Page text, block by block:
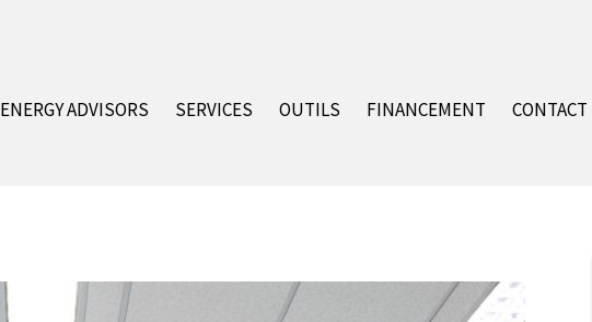
ENERGY ADVISORS SERVICES OUTILS FINANCEMENT CONTACT